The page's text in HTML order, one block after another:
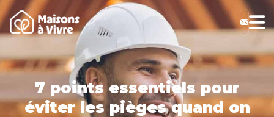
7 points essentiels pour
éviter les pièges quand on